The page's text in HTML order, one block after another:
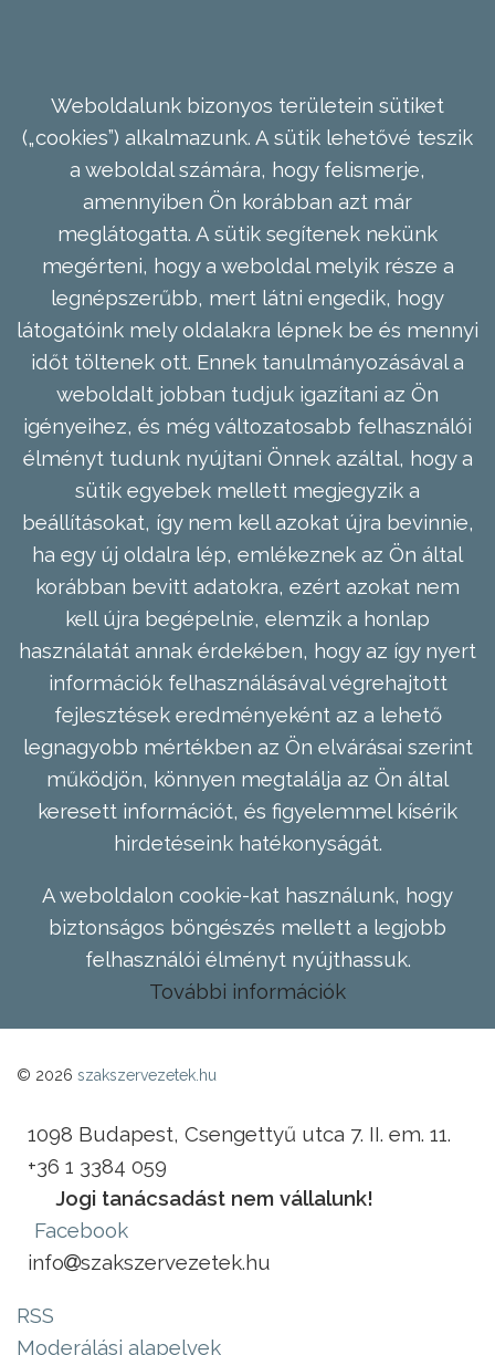
Weboldalunk bizonyos területein sütiket
(„cookies”) alkalmazunk. A sütik lehetővé teszik
a weboldal számára, hogy felismerje,
amennyiben Ön korábban azt már
meglátogatta. A sütik segítenek nekünk
megérteni, hogy a weboldal melyik része a
legnépszerűbb, mert látni engedik, hogy
látogatóink mely oldalakra lépnek be és mennyi
időt töltenek ott. Ennek tanulmányozásával a
weboldalt jobban tudjuk igazítani az Ön
igényeihez, és még változatosabb felhasználói
élményt tudunk nyújtani Önnek azáltal, hogy a
sütik egyebek mellett megjegyzik a
beállításokat, így nem kell azokat újra bevinnie,
ha egy új oldalra lép, emlékeznek az Ön által
korábban bevitt adatokra, ezért azokat nem
kell újra begépelnie, elemzik a honlap
használatát annak érdekében, hogy az így nyert
információk felhasználásával végrehajtott
fejlesztések eredményeként az a lehető
legnagyobb mértékben az Ön elvárásai szerint
működjön, könnyen megtalálja az Ön által
keresett információt, és figyelemmel kísérik
hirdetéseink hatékonyságát.
A weboldalon cookie-kat használunk, hogy
biztonságos böngészés mellett a legjobb
felhasználói élményt nyújthassuk.
További információk
© 2026 szakszervezetek.hu
1098 Budapest, Csengettyű utca 7. II. em. 11.
+36 1 3384 059
Jogi tanácsadást nem vállalunk!
Facebook
info
szakszervezetek.hu
RSS
Moderálási alapelvek